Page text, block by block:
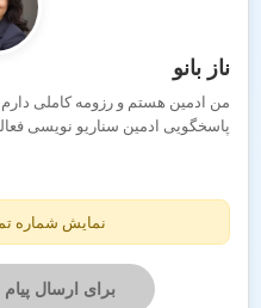
ناز بانو
من ادمین هستم و رزومه کاملی
پاسخگویی ادمین سناریو نویسی
نمایش شماره
برای ارسال